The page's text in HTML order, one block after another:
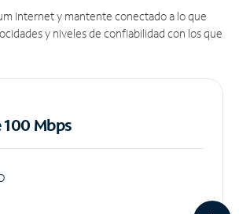
Internet y mantente conectado a lo que
y niveles de confiabilidad con los que
Mbps